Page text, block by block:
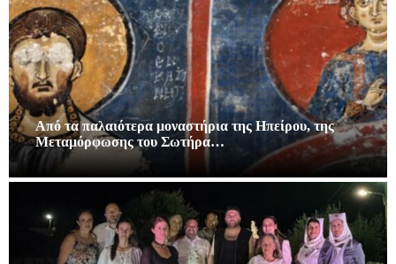
Από τα παλαιότερα μοναστήρια της Ηπείρου, της
Μεταμόρφωσης του Σωτήρα…